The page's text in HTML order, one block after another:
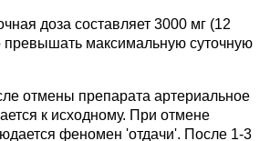
доза составляет 3000 мг (12
превышать максимальную суточную
отмены препарата артериальное
к исходному. При отмене
феномен 'отдачи'. После 1-3